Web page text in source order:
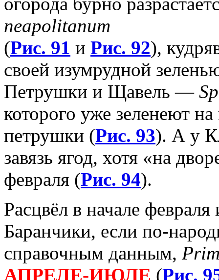
neapolitanum
(Рис. 91 и Рис. 92),
своей изумрудной
Петрушки и Щавель —
которого уже зеленеют
петрушки (Рис. 93). А у
завязь ягод, хотя «на
февраля (Рис. 94).
Расцвёл в начале
Баранчики, если по-
справочным данным,
АПРЕЛЕ-ИЮЛЕ (Рис.